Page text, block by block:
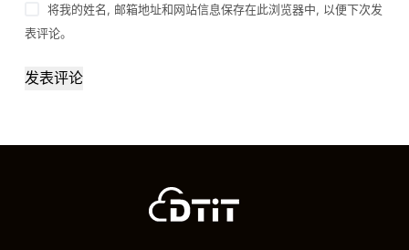
将我的姓名, 邮箱地址和网站信息保存在此浏览器中, 以便下次发
表评论。
发表评论